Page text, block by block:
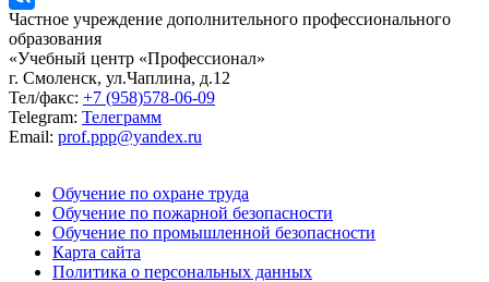
Частное учреждение дополнительного профессионального
образования
«Учебный центр «Профессионал»
г. Смоленск, ул.Чаплина, д.12
Тел/факс: +7 (958)578-06-09
Telegram: Телеграмм
Email: prof.ppp@yandex.ru
Обучение по охране труда
Обучение по пожарной безопасности
Обучение по промышленной безопасности
Карта сайта
Политика о персональных данных